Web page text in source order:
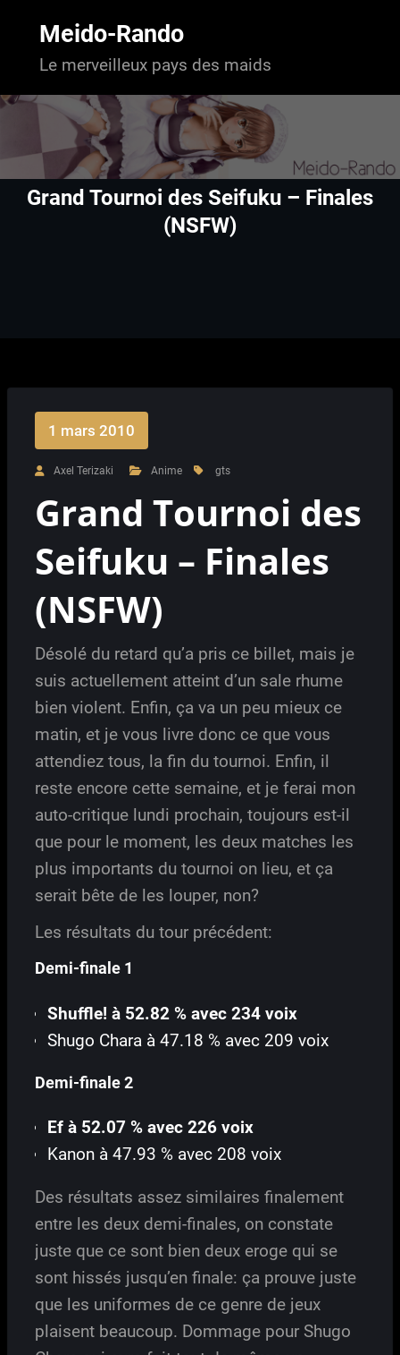
Meido-Rando
Le merveilleux pays des maids
Grand Tournoi des Seifuku – Finales
(NSFW)
1 mars 2010
Axel Terizaki Anime gts
Grand Tournoi des
Seifuku – Finales
(NSFW)
Désolé du retard qu’a pris ce billet, mais je
suis actuellement atteint d’un sale rhume
bien violent. Enfin, ça va un peu mieux ce
matin, et je vous livre donc ce que vous
attendiez tous, la fin du tournoi. Enfin, il
reste encore cette semaine, et je ferai mon
auto-critique lundi prochain, toujours est-il
que pour le moment, les deux matches les
plus importants du tournoi on lieu, et ça
serait bête de les louper, non?
Les résultats du tour précédent:
Demi-finale 1
Shuffle! à 52.82 % avec 234 voix
Shugo Chara à 47.18 % avec 209 voix
Demi-finale 2
Ef à 52.07 % avec 226 voix
Kanon à 47.93 % avec 208 voix
Des résultats assez similaires finalement
entre les deux demi-finales, on constate
juste que ce sont bien deux eroge qui se
sont hissés jusqu’en finale: ça prouve juste
que les uniformes de ce genre de jeux
plaisent beaucoup. Dommage pour Shugo